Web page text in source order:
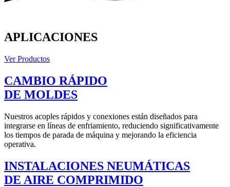
APLICACIONES
Ver Productos
CAMBIO RÁPIDO
DE MOLDES
Nuestros acoples rápidos y conexiones están diseñados para
integrarse en líneas de enfriamiento, reduciendo significativamente
los tiempos de parada de máquina y mejorando la eficiencia
operativa.
INSTALACIONES NEUMÁTICAS
DE AIRE COMPRIMIDO